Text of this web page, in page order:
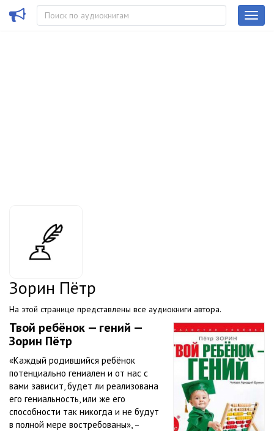
Зорин Пётр
На этой странице представлены все аудиокниги автора.
Твой ребёнок — гений —
Зорин Пётр
«Каждый родившийся ребёнок
потенциально гениален и от нас с
вами зависит, будет ли реализована
его гениальность, или же его
способности так никогда и не будут
в полной мере востребованы», –